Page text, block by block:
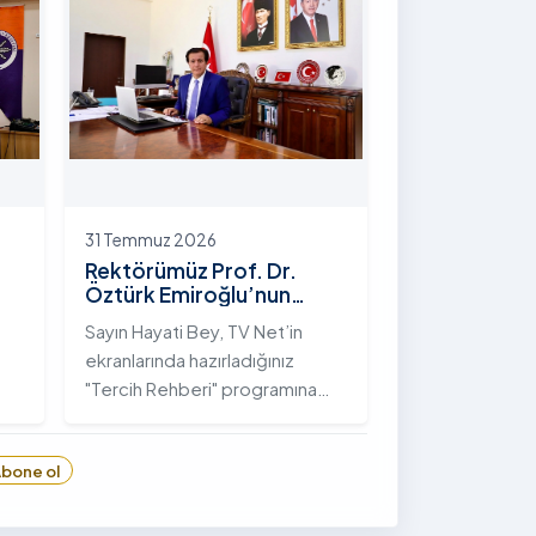
hayata geçirilen "İstifli Taş
Tahkimatı" projesi titizlikle
tamamlandı.
31 Temmuz 2026
Rektörümüz Prof. Dr.
Öztürk Emiroğlu’nun
"Tercih Rehberi"
Programındaki Röportajı
Sayın Hayati Bey, TV Net’in
ekranlarında hazırladığınız
"Tercih Rehberi" programına
ol